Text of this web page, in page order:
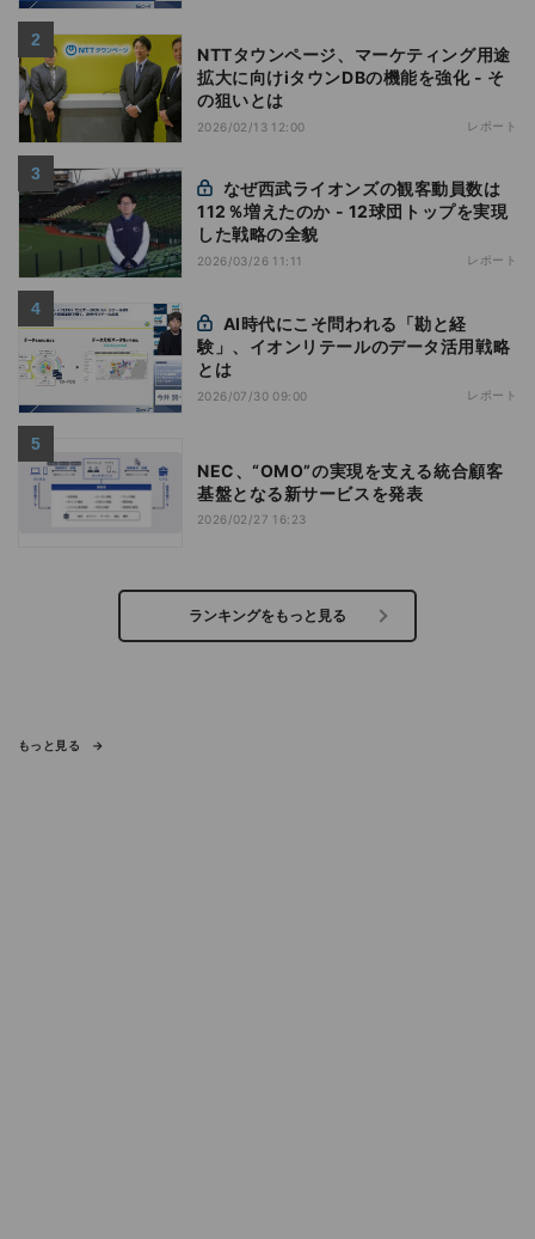
NTTタウンページ、マーケティング用途
拡大に向けiタウンDBの機能を強化 - そ
の狙いとは
2026/02/13 12:00 レポート
112％増えたのか - 12球団トップを実現
した戦略の全貌
2026/03/26 11:11 レポート
験」、イオンリテールのデータ活用戦略
とは
2026/07/30 09:00 レポート
NEC、“OMO”の実現を支える統合顧客
基盤となる新サービスを発表
2026/02/27 16:23
ランキングをもっと見る
もっと見る